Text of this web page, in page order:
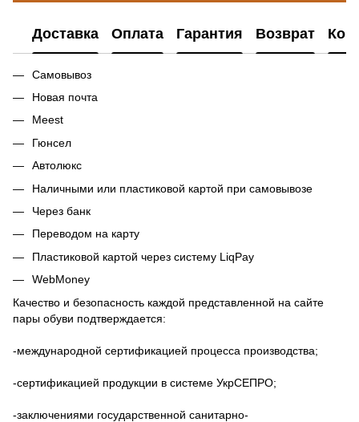
Доставка Оплата Гарантия Возврат
Самовывоз
Новая почта
Meest
Гюнсел
Автолюкс
Наличными или пластиковой картой при самовывозе
Через банк
Переводом на карту
Пластиковой картой через систему LiqPay
WebMoney
Качество и безопасность каждой представленной на сайте
пары обуви подтверждается:
-международной сертификацией процесса производства;
-сертификацией продукции в системе УкрСЕПРО;
-заключениями государственной санитарно-